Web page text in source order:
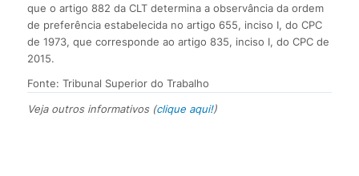
que o artigo 882 da CLT determina a observância da ordem
de preferência estabelecida no artigo 655, inciso I, do CPC
de 1973, que corresponde ao artigo 835, inciso I, do CPC de
2015.
Fonte: Tribunal Superior do Trabalho
Veja outros informativos (clique aqui!)